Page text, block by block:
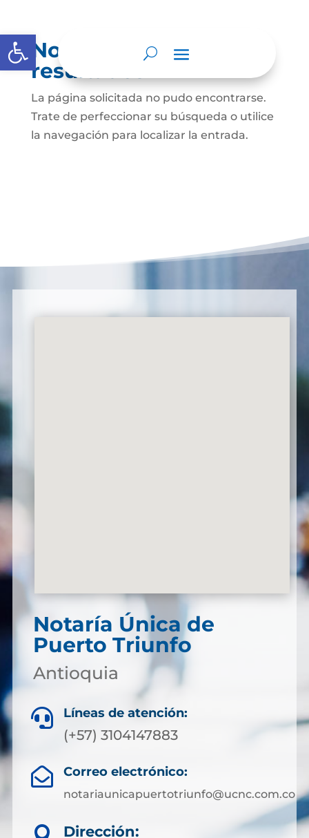
Abrir barra de herramientas
No se encontraron
resultados
La página solicitada no pudo encontrarse.
Trate de perfeccionar su búsqueda o utilice
la navegación para localizar la entrada.
Notaría Única de
Puerto Triunfo
Antioquia
 Líneas de atención:
(+57) 3104147883
 Correo electrónico:
notariaunicapuertotriunfo@ucnc.com.co
Dirección: